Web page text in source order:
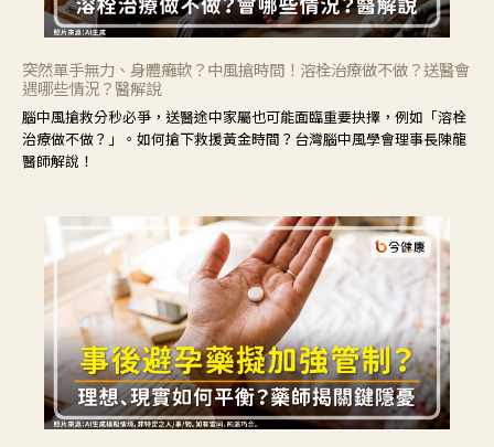
突然單手無力、身體癱軟？中風搶時間！溶栓治療做不做？送醫會
遇哪些情況？醫解說
腦中風搶救分秒必爭，送醫途中家屬也可能面臨重要抉擇，例如「溶栓
治療做不做？」。如何搶下救援黃金時間？台灣腦中風學會理事長陳龍
醫師解說！